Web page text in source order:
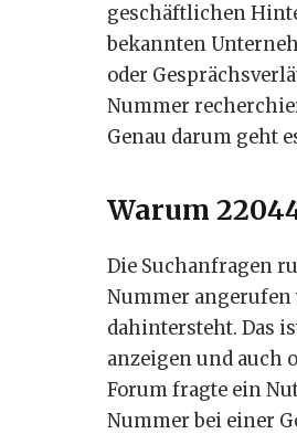
geschäftlichen
bekannten
oder
Nummer
Genau darum geht
Warum
Die Suchanfragen
Nummer
dahintersteht. Das
anzeigen und auch
Forum fragte ein
Nummer bei einer